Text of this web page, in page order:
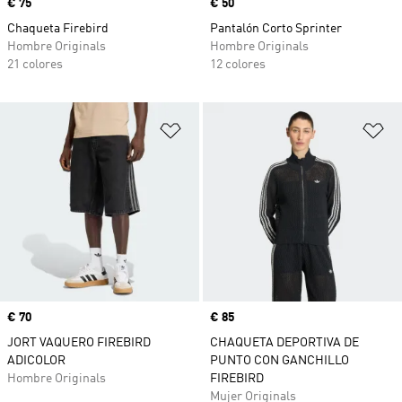
Precio
€ 75
Chaqueta Firebird
Hombre Originals
21 colores
Precio
€ 50
Pantalón Corto Sprinter
Hombre Originals
12 colores
Añadir a la lista de deseos
Precio
€ 70
JORT VAQUERO FIREBIRD
ADICOLOR
Hombre Originals
Precio
€ 85
CHAQUETA DEPORTIVA DE
PUNTO CON GANCHILLO
FIREBIRD
Mujer Originals